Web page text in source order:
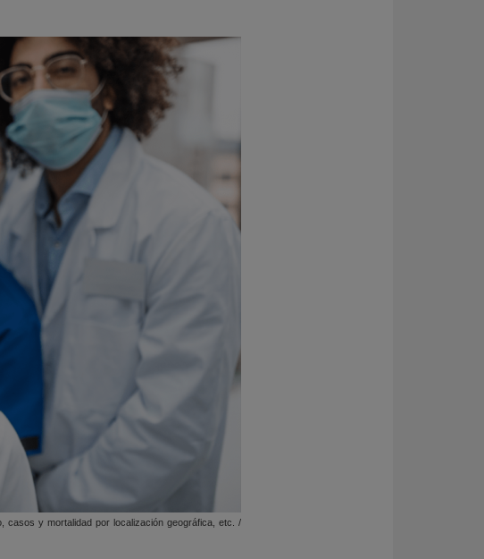
casos y mortalidad por localización geográfica, etc. /